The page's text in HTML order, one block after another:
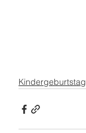
Kindergeburtstag